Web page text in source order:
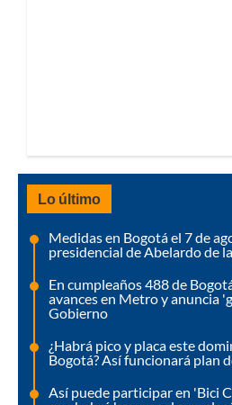
Lo último
Medidas en Bogotá el 7 de
presidencial de Abelardo de
En cumpleaños 488 de
avances en Metro y anuncia
Gobierno
¿Habrá pico y placa este
Bogotá? Así funcionará plan
Así puede participar en 'Bici